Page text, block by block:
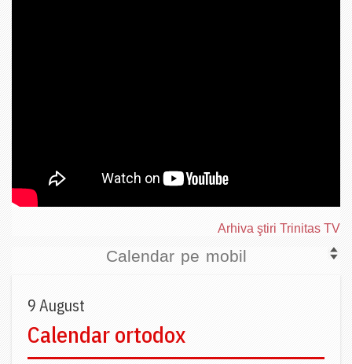
Arhiva ştiri Trinitas TV
Calendar pe mobil
9 August
Calendar ortodox